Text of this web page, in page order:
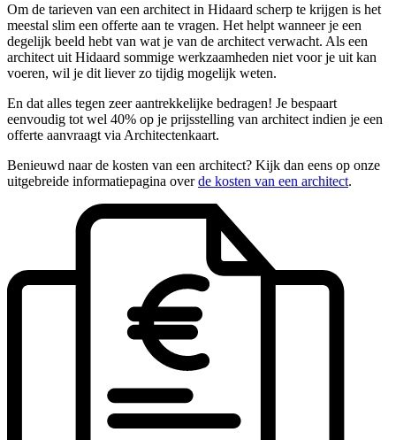
Om de tarieven van een architect in Hidaard scherp te krijgen is het
meestal slim een offerte aan te vragen. Het helpt wanneer je een
degelijk beeld hebt van wat je van de architect verwacht. Als een
architect uit Hidaard sommige werkzaamheden niet voor je uit kan
voeren, wil je dit liever zo tijdig mogelijk weten.
En dat alles tegen zeer aantrekkelijke bedragen! Je bespaart
eenvoudig tot wel 40% op je prijsstelling van architect indien je een
offerte aanvraagt via Architectenkaart.
Benieuwd naar de kosten van een architect? Kijk dan eens op onze
uitgebreide informatiepagina overde kosten van een architect.